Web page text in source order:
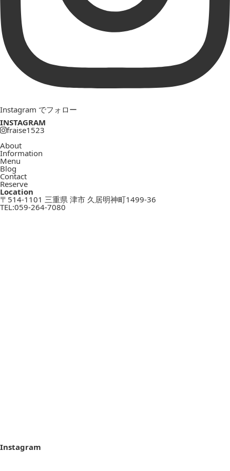
Instagram でフォロー
INSTAGRAM
fraise1523
About
Information
Menu
Blog
Contact
Reserve
Location
〒514-1101 三重県 津市 久居明神町1499-36
TEL:059-264-7080
Instagram